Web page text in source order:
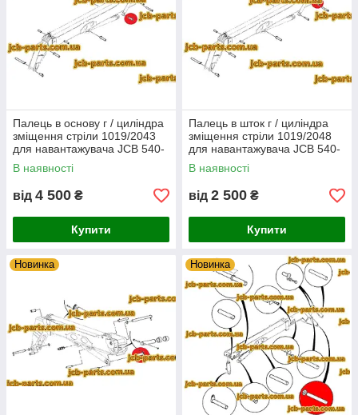
Палець в основу г / циліндра
зміщення стріли 1019/2043
для навантажувача JCB 540-
140
В наявності
від 4 500 ₴
Купити
Палець в шток г / циліндра
зміщення стріли 1019/2048
для навантажувача JCB 540-
140
В наявності
від 2 500 ₴
Купити
Новинка Новинка